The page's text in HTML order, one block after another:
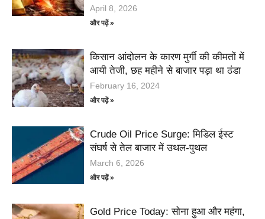
April 8, 2026
और पढ़ें »
किसान आंदोलन के कारण मुर्गी की कीमतों में
आयी तेजी, छह महीने से बाजार पड़ा था ठंडा
February 16, 2024
और पढ़ें »
Crude Oil Price Surge: मिडिल ईस्ट
संघर्ष से तेल बाजार में उथल-पुथल
March 6, 2026
और पढ़ें »
Gold Price Today: सोना हुआ और महंगा,